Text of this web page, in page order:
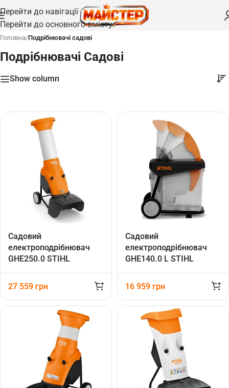
Перейти до навігації
Перейти до основного вмісту
Головна/Подрібнювачі садові
Подрібнювачі Садові
Show column
Садовий
електроподрібнювач
GHE250.0 STIHL
27 559 грн
Садовий
електроподрібнювач
GHE140.0 L STIHL
16 959 грн